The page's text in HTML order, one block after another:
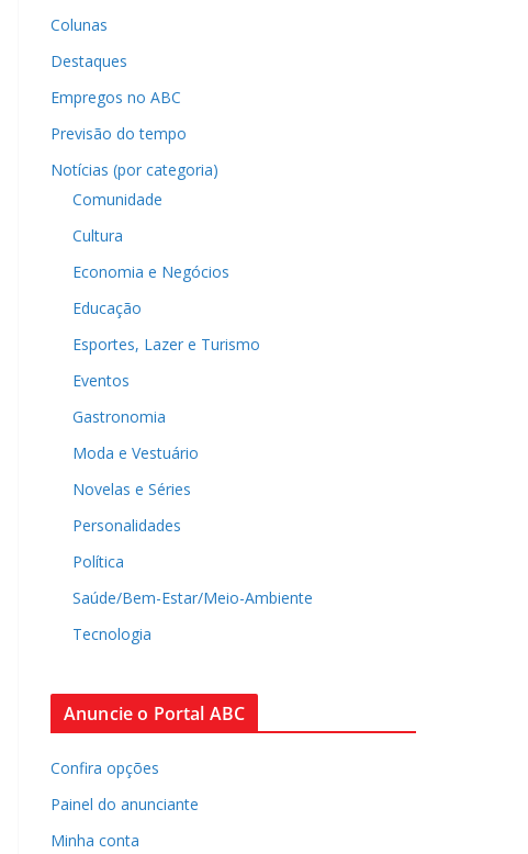
Colunas
Destaques
Empregos no ABC
Previsão do tempo
Notícias (por categoria)
Comunidade
Cultura
Economia e Negócios
Educação
Esportes, Lazer e Turismo
Eventos
Gastronomia
Moda e Vestuário
Novelas e Séries
Personalidades
Política
Saúde/Bem-Estar/Meio-Ambiente
Tecnologia
Anuncie o Portal ABC
Confira opções
Painel do anunciante
Minha conta